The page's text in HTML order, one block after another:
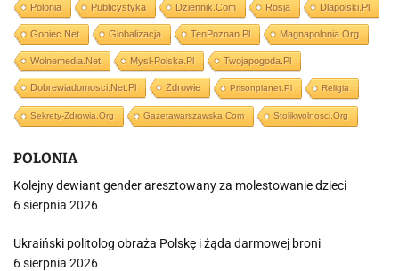
Polonia Publicystyka Dziennik.com Rosja Dlapolski.pl
Goniec.net Globalizacja TenPoznan.pl Magnapolonia.org
Wolnemedia.net Mysl-Polska.pl Twojapogoda.pl
Dobrewiadomosci.net.pl Zdrowie Prisonplanet.pl Religia
Sekrety-Zdrowia.org Gazetawarszawska.com Stolikwolnosci.org
POLONIA
Kolejny dewiant gender aresztowany za molestowanie dzieci
6 sierpnia 2026
Ukraiński politolog obraża Polskę i żąda darmowej broni
6 sierpnia 2026